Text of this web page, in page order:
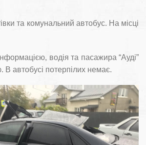
та комунальний автобус. На місці
водія та пасажира “Ауді”
В автобусі потерпілих немає.